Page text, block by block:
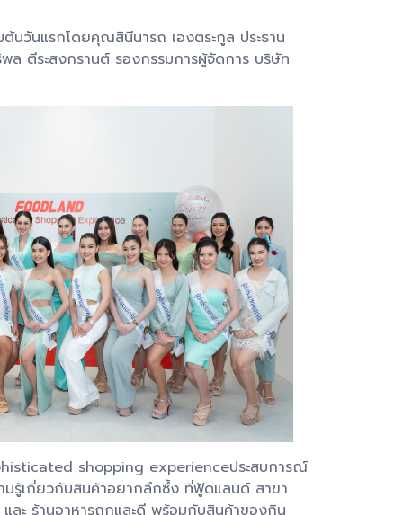
ต้นวันแรกโดยคุณสินีนารถ เองตระกูล ประธาน
ล ตีระสงกรานต์ รองกรรมการผู้จัดการ บริษัท
shopping experienceประสบการณ์
มรู้เกี่ยวกับสินค้าอยากลึกซึ้ง ที่ฟู้ดแลนด์ สาขา
ะ ร้านอาหารถูกและดี พร้อมกับสินค้าของกิน